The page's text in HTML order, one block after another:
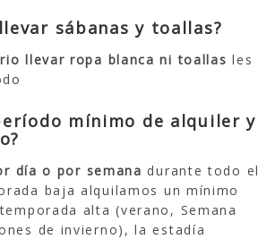
sábanas y toallas?
llevar ropa blanca ni toallas les
mínimo de alquiler y
día o por semana durante todo el
baja alquilamos un mínimo
alta (verano, Semana
de invierno), la estadía